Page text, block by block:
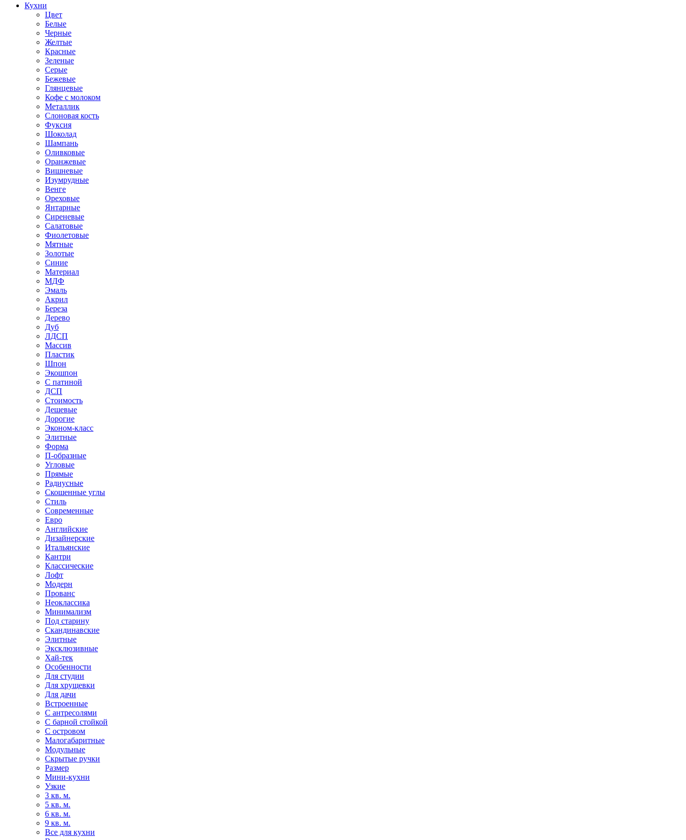
Кухни
Цвет
Белые
Черные
Желтые
Красные
Зеленые
Серые
Бежевые
Глянцевые
Кофе с молоком
Металлик
Слоновая кость
Фуксия
Шоколад
Шампань
Оливковые
Оранжевые
Вишневые
Изумрудные
Венге
Ореховые
Янтарные
Сиреневые
Салатовые
Фиолетовые
Мятные
Золотые
Синие
Материал
МДФ
Эмаль
Акрил
Береза
Дерево
Дуб
ЛДСП
Массив
Пластик
Шпон
Экошпон
С патиной
ДСП
Стоимость
Дешевые
Дорогие
Эконом-класс
Элитные
Форма
П-образные
Угловые
Прямые
Радиусные
Скошенные углы
Стиль
Современные
Евро
Английские
Дизайнерские
Итальянские
Кантри
Классические
Лофт
Модерн
Прованс
Неоклассика
Минимализм
Под старину
Скандинавские
Элитные
Эксклюзивные
Хай-тек
Особенности
Для студии
Для хрущевки
Для дачи
Встроенные
С антресолями
С барной стойкой
С островом
Малогабаритные
Модульные
Скрытые ручки
Размер
Мини-кухни
Узкие
3 кв. м.
5 кв. м.
6 кв. м.
9 кв. м.
Все для кухни